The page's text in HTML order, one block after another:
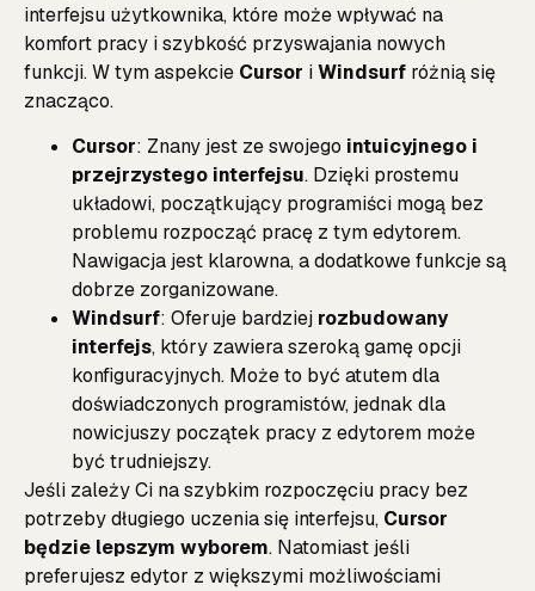
interfejsu użytkownika, które może wpływać na
komfort pracy i szybkość przyswajania nowych
funkcji. W tym aspekcie Cursor iWindsurf różnią się
znacząco.
Cursor: Znany jest ze swojego intuicyjnego i
przejrzystego interfejsu. Dzięki prostemu
układowi, początkujący programiści mogą bez
problemu rozpocząć pracę z tym edytorem.
Nawigacja jest klarowna, a dodatkowe funkcje są
dobrze zorganizowane.
Windsurf: Oferuje bardziej rozbudowany
interfejs, który zawiera szeroką gamę opcji
konfiguracyjnych. Może to być atutem dla
doświadczonych programistów, jednak dla
nowicjuszy początek pracy z edytorem może
być trudniejszy.
Jeśli zależy Ci na szybkim rozpoczęciu pracy bez
potrzeby długiego uczenia się interfejsu, Cursor
będzie lepszym wyborem. Natomiast jeśli
preferujesz edytor z większymi możliwościami